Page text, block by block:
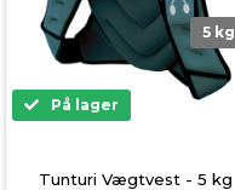
5 kg
På lager
Tunturi Vægtvest - 5 kg